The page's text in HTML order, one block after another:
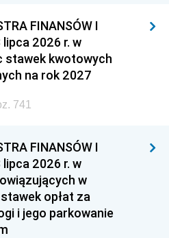
FINANSÓW I
lipca 2026 r. w
stawek kwotowych
na rok 2027
741
FINANSÓW I
lipca 2026 r. w
w
opłat za
i jego parkowanie